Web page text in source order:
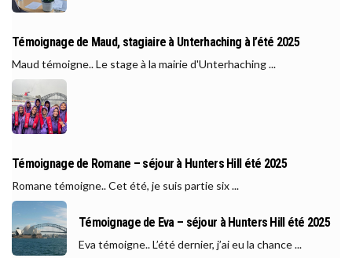
Témoignage de Maud, stagiaire à Unterhaching à l’été 2025
Maud témoigne.. Le stage à la mairie d'Unterhaching ...
Témoignage de Romane – séjour à Hunters Hill été 2025
Romane témoigne.. Cet été, je suis partie six ...
Témoignage de Eva – séjour à Hunters Hill été 2025
Eva témoigne.. L’été dernier, j’ai eu la chance ...